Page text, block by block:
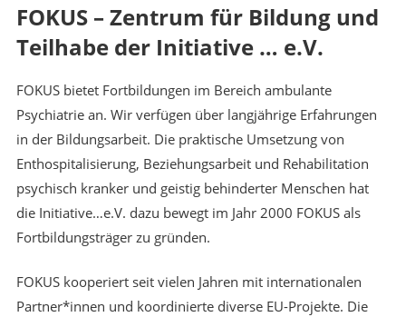
FOKUS – Zentrum für Bildung und
Teilhabe der Initiative … e.V.
FOKUS bietet Fortbildungen im Bereich ambulante
Psychiatrie an. Wir verfügen über langjährige Erfahrungen
in der Bildungsarbeit. Die praktische Umsetzung von
Enthospitalisierung, Beziehungsarbeit und Rehabilitation
psychisch kranker und geistig behinderter Menschen hat
die Initiative…e.V. dazu bewegt im Jahr 2000 FOKUS als
Fortbildungsträger zu gründen.
FOKUS kooperiert seit vielen Jahren mit internationalen
Partner*innen und koordinierte diverse EU-Projekte. Die